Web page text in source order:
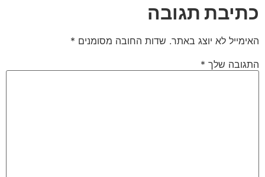
כתיבת תגובה
האימייל לא יוצג באתר. שדות החובה מסומנים *
התגובה שלך *